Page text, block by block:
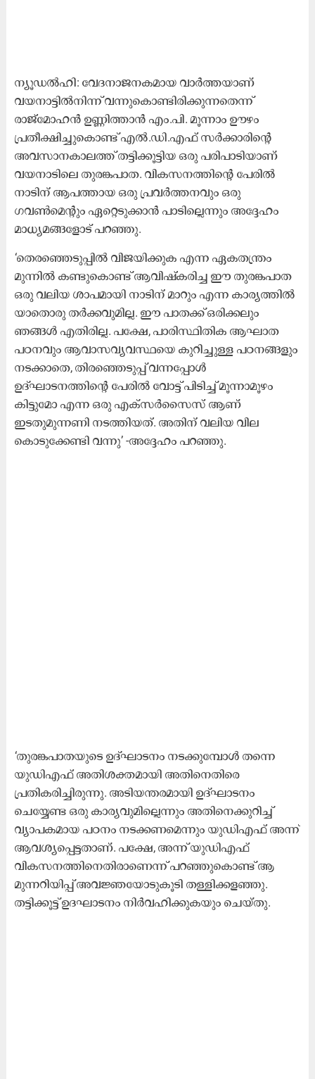
ന്യൂഡൽഹി: വേദനാജനകമായ വാർത്തയാണ്
വയനാട്ടിൽനിന്ന് വന്നുകൊണ്ടിരിക്കുന്നതെന്ന്
രാജ്മോഹൻ ഉണ്ണിത്താൻ എം.പി. മൂന്നാം ഊഴം
പ്രതീക്ഷിച്ചുകൊണ്ട് എൽ.ഡി.എഫ് സർക്കാരിന്റെ
അവസാനകാലത്ത് തട്ടിക്കൂട്ടിയ ഒരു പരിപാടിയാണ്
വയനാടിലെ തുരങ്കപാത. വികസനത്തിന്റെ പേരിൽ
നാടിന് ആപത്തായ ഒരു പ്രവർത്തനവും ഒരു
ഗവൺമെന്റും ഏറ്റെടുക്കാൻ പാടില്ലെന്നും അദ്ദേഹം
മാധ്യമങ്ങളോട് പറഞ്ഞു.
‘തെരഞ്ഞെടുപ്പിൽ വിജയിക്കുക എന്ന ഏകതന്ത്രം
മുന്നിൽ കണ്ടുകൊണ്ട് ആവിഷ്കരിച്ച ഈ തുരങ്കപാത
ഒരു വലിയ ശാപമായി നാടിന് മാറും എന്ന കാര്യത്തിൽ
യാതൊരു തർക്കവുമില്ല. ഈ പാതക്ക് ഒരിക്കലും
ഞങ്ങൾ എതിരില്ല. പക്ഷേ, പാരിസ്ഥിതിക ആഘാത
പഠനവും ആവാസവ്യവസ്ഥയെ കുറിച്ചുള്ള പഠനങ്ങളും
നടക്കാതെ, തിരഞ്ഞെടുപ്പ് വന്നപ്പോൾ
ഉദ്ഘാടനത്തിന്റെ പേരിൽ വോട്ട് പിടിച്ച് മൂന്നാമൂഴം
കിട്ടുമോ എന്ന ഒരു എക്സർസൈസ് ആണ്
ഇടതുമുന്നണി നടത്തിയത്. അതിന് വലിയ വില
കൊടുക്കേണ്ടി വന്നു’ -അദ്ദേഹം പറഞ്ഞു.
‘തുരങ്കപാതയുടെ ഉദ്ഘാടനം നടക്കുമ്പോൾ തന്നെ
യുഡിഎഫ് അതിശക്തമായി അതിനെതിരെ
പ്രതികരിച്ചിരുന്നു. അടിയന്തരമായി ഉദ്ഘാടനം
ചെയ്യേണ്ട ഒരു കാര്യവുമില്ലെന്നും അതിനെക്കുറിച്ച്
വ്യാപകമായ പഠനം നടക്കണമെന്നും യുഡിഎഫ് അന്ന്
ആവശ്യപ്പെട്ടതാണ്. പക്ഷേ, അന്ന് യുഡിഎഫ്
വികസനത്തിനെതിരാണെന്ന് പറഞ്ഞുകൊണ്ട് ആ
മുന്നറിയിപ്പ് അവജ്ഞയോടുകൂടി തള്ളിക്കളഞ്ഞു.
തട്ടിക്കൂട്ട് ഉദഘാടനം നിർവഹിക്കുകയും ചെയ്തു.